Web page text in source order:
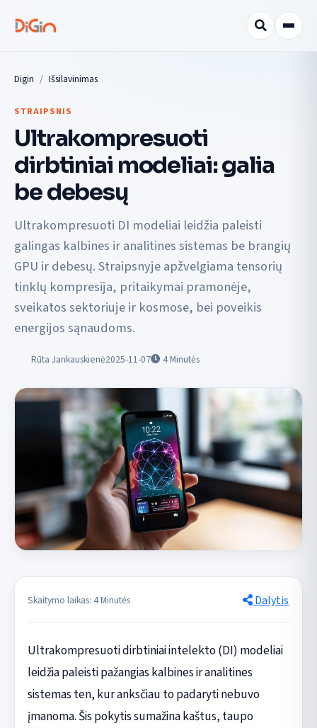
Digin Išsilavinimas
STRAIPSNIS
Ultrakompresuoti
dirbtiniai modeliai: galia
be debesų
Ultrakompresuoti DI modeliai leidžia paleisti
galingas kalbines ir analitines sistemas be brangių
GPU ir debesų. Straipsnyje apžvelgiama tensorių
tinklų kompresija, pritaikymai pramonėje,
sveikatos sektoriuje ir kosmose, bei poveikis
energijos sąnaudoms.
Rūta Jankauskienė2025-11-07 4Minutės
Skaitymo laikas: 4 Minutės Dalytis
Ultrakompresuoti dirbtiniai intelekto (DI) modeliai
leidžia paleisti pažangias kalbines ir analitines
sistemas ten, kur anksčiau to padaryti nebuvo
įmanoma. Šis pokytis sumažina kaštus, taupo